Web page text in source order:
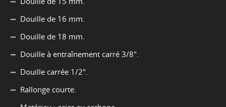
Douille de 16 mm.
Douille de 18 mm.
Douille à entraînement carré 3/8".
Douille carrée 1/2".
Rallonge courte.